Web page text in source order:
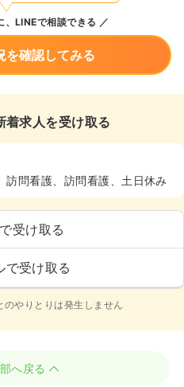
、LINEで相談できる
を確認してみる
着求人を受け取る
訪問看護、訪問看護、土日休み
受け取る
で受け取る
やりとりは発生しません
へ戻る